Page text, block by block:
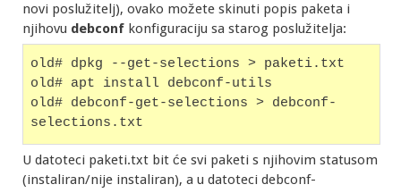
novi poslužitelj), ovako možete skinuti popis paketa i
njihovu debconf konfiguraciju sa starog poslužitelja:
old# dpkg --get-selections > paketi.txt
old# apt install debconf-utils
old# debconf-get-selections > debconf-
selections.txt
U datoteci paketi.txt bit će svi paketi s njihovim statusom
(instaliran/nije instaliran), a u datoteci debconf-